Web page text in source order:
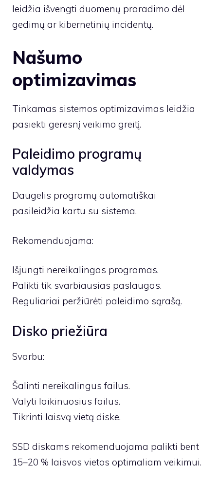
leidžia išvengti duomenų praradimo dėl
gedimų ar kibernetinių incidentų.
Našumo
optimizavimas
Tinkamas sistemos optimizavimas leidžia
pasiekti geresnį veikimo greitį.
Paleidimo programų
valdymas
Daugelis programų automatiškai
pasileidžia kartu su sistema.
Rekomenduojama:
Išjungti nereikalingas programas.
Palikti tik svarbiausias paslaugas.
Reguliariai peržiūrėti paleidimo sąrašą.
Disko priežiūra
Svarbu:
Šalinti nereikalingus failus.
Valyti laikinuosius failus.
Tikrinti laisvą vietą diske.
SSD diskams rekomenduojama palikti bent
15–20 % laisvos vietos optimaliam veikimui.